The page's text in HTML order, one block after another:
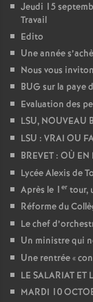
Jeudi 15
Travail
Edito
Une année
Nous vous
BUG sur la paye
Evaluation des
LSU, NOUVEAU
LSU : VRAI OU
BREVET : OÙ EN
Lycée Alexis de
Après le 1 er tour,
Réforme du
Le chef
Un ministre qui
Une rentrée «
LE SALARIAT
MARDI 10